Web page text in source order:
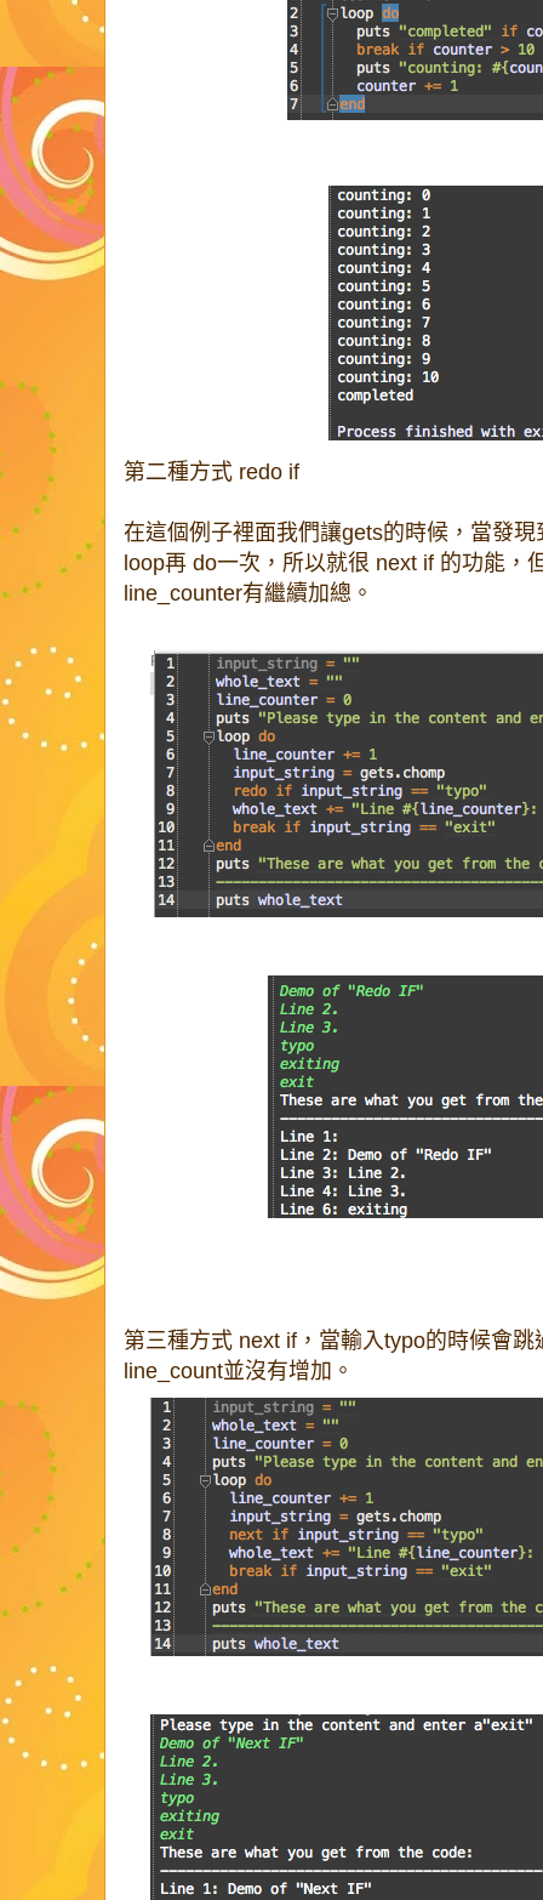
第二種方式 redo if
在這個例子裡面我們讓gets的時候，當發
loop再 do一次，所以就很 next if 的功能，
line_counter有繼續加總。
第三種方式 next if，當輸入typo的時候會
line_count並沒有增加。